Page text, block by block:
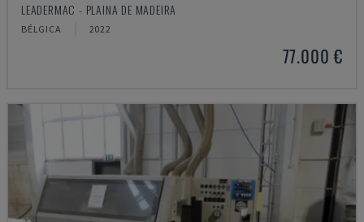
LEADERMAC - PLAINA DE MADEIRA
BÉLGICA 2022
77.000 €